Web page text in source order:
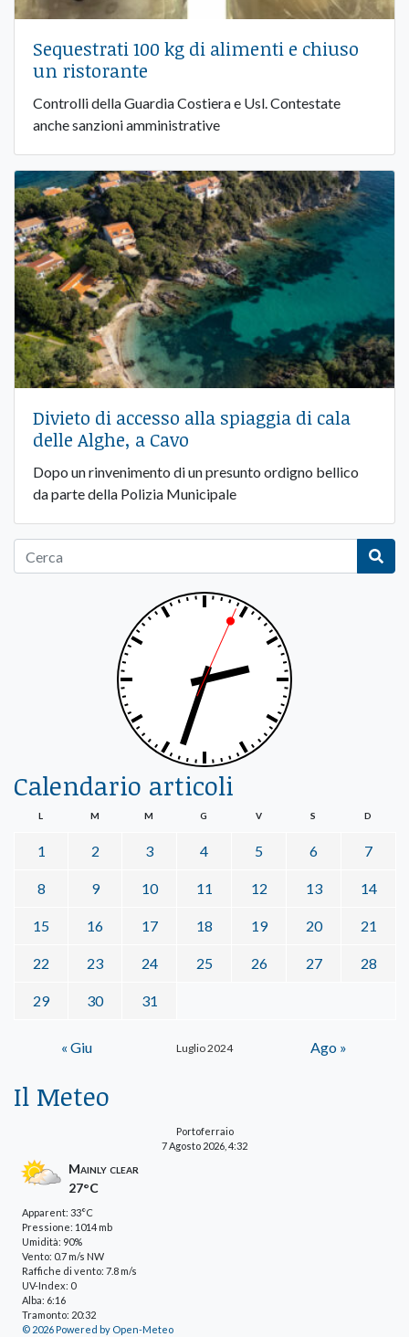
Sequestrati 100 kg di alimenti e chiuso
un ristorante
Controlli della Guardia Costiera e Usl. Contestate
anche sanzioni amministrative
Divieto di accesso alla spiaggia di cala
delle Alghe, a Cavo
Dopo un rinvenimento di un presunto ordigno bellico
da parte della Polizia Municipale
Calendario articoli
Luglio 2024
L M M G V S D
1 2 3 4 5 6 7
8 9 10 11 12 13 14
15 16 17 18 19 20 21
22 23 24 25 26 27 28
29 30 31
« Giu Ago »
Il Meteo
Portoferraio
7 Agosto 2026, 4:32
Mainly clear
27°C
Apparent: 33°C
Pressione: 1014 mb
Umidità: 90%
Vento: 0.7 m/s NW
Raffiche di vento: 7.8 m/s
UV-Index: 0
Alba: 6:16
Tramonto: 20:32
© 2026 Powered by Open-Meteo